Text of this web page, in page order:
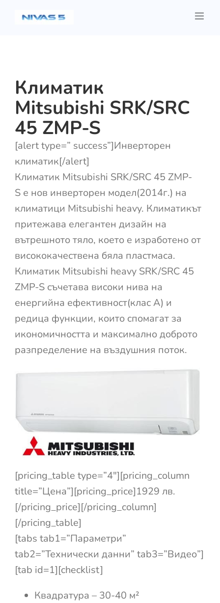
Климатик
Mitsubishi SRK/SRC
45 ZMP-S
[alert type=” success”]Инверторен
климатик[/alert]
Климатик Mitsubishi SRK/SRC 45 ZMP-
S е нов инверторен модел(2014г.) на
климатици Mitsubishi heavy. Климатикът
притежава елегантен дизайн на
вътрешното тяло, което е изработено от
висококачествена бяла пластмаса.
Климатик Mitsubishi heavy SRK/SRC 45
ZMP-S съчетава високи нива на
енергийна ефективност(клас А) и
редица функции, които спомагат за
икономичността и максимално доброто
разпределение на въздушния поток.
[pricing_table type=”4″][pricing_column
title=”Цена”][pricing_price]1929 лв.
[/pricing_price][/pricing_column]
[/pricing_table]
[tabs tab1=”Параметри”
tab2=”Технически данни” tab3=”Видео”]
[tab id=1][checklist]
Квадратура – 30-40 м²